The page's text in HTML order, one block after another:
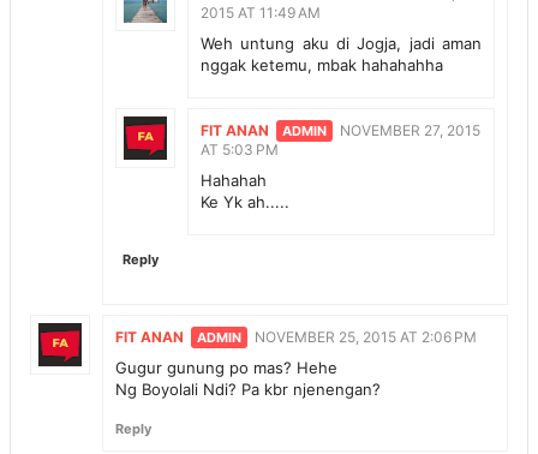
2015 AT 11:49 AM
Weh untung aku di Jogja, jadi aman
nggak ketemu, mbak hahahahha
FIT ANAN
NOVEMBER 27, 2015
AT 5:03 PM
Hahahah
Ke Yk ah.....
Reply
FIT ANAN NOVEMBER 25, 2015 AT 2:06 PM
Gugur gunung po mas? Hehe
Ng Boyolali Ndi? Pa kbr njenengan?
Reply